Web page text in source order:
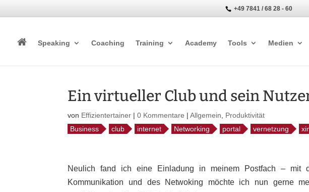
+49 7841 / 68 28 - 60
Speaking Coaching Training Academy Tools Medien
Ein virtueller Club und sein
von Effizientertainer |0 Kommentare |Allgemein
Produktivität
Business
club internet Networking portal vernetzung
Neulich fand ich eine Einladung in meinem Postfach – mit
Kommunikation und des Netwoking möchte ich nun gerne